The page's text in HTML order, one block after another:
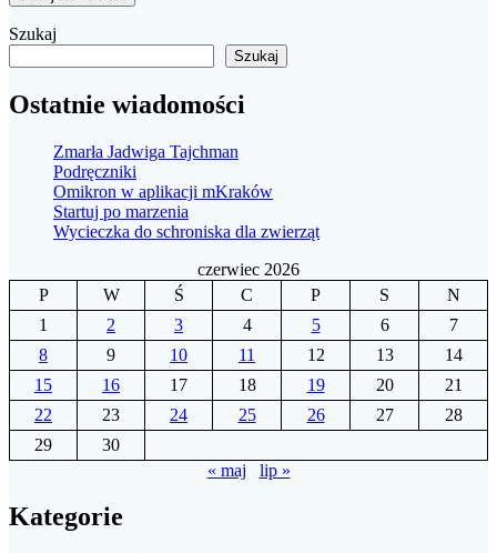
Szukaj
Szukaj
Ostatnie wiadomości
Zmarła Jadwiga Tajchman
Podręczniki
Omikron w aplikacji mKraków
Startuj po marzenia
Wycieczka do schroniska dla zwierząt
czerwiec 2026
P
W Ś C P S
N
1
2 3 4 5 6
7
8
9 10 11 12 13
14
15
16 17 18 19 20
21
22
23 24 25 26 27
28
29
30
« maj
lip »
Kategorie